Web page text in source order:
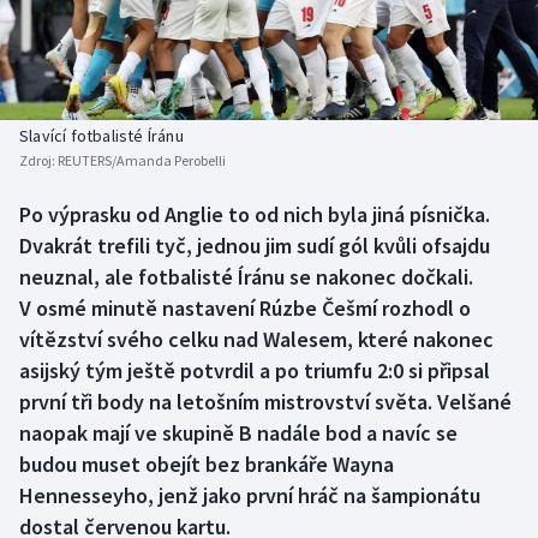
Baseball a softbal
Basketbal
Biatlon
Box
Curling
Dostihy
Florbal
Futsal
Soutěže
Historické návraty
Aplikace ČT sport
Slavící fotbalisté Íránu
Zdroj: REUTERS/Amanda Perobelli
Po výprasku od Anglie to od nich byla jiná písnička.
Dvakrát trefili tyč, jednou jim sudí gól kvůli ofsajdu
neuznal, ale fotbalisté Íránu se nakonec dočkali.
V osmé minutě nastavení Rúzbe Češmí rozhodl o
vítězství svého celku nad Walesem, které nakonec
asijský tým ještě potvrdil a po triumfu 2:0 si připsal
první tři body na letošním mistrovství světa. Velšané
naopak mají ve skupině B nadále bod a navíc se
budou muset obejít bez brankáře Wayna
Hennesseyho, jenž jako první hráč na šampionátu
dostal červenou kartu.